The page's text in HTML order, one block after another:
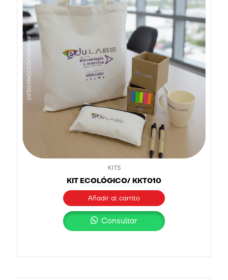
KITS
KIT ECOLÓGICO/ KKT010
Añadir al carrito
Consultar